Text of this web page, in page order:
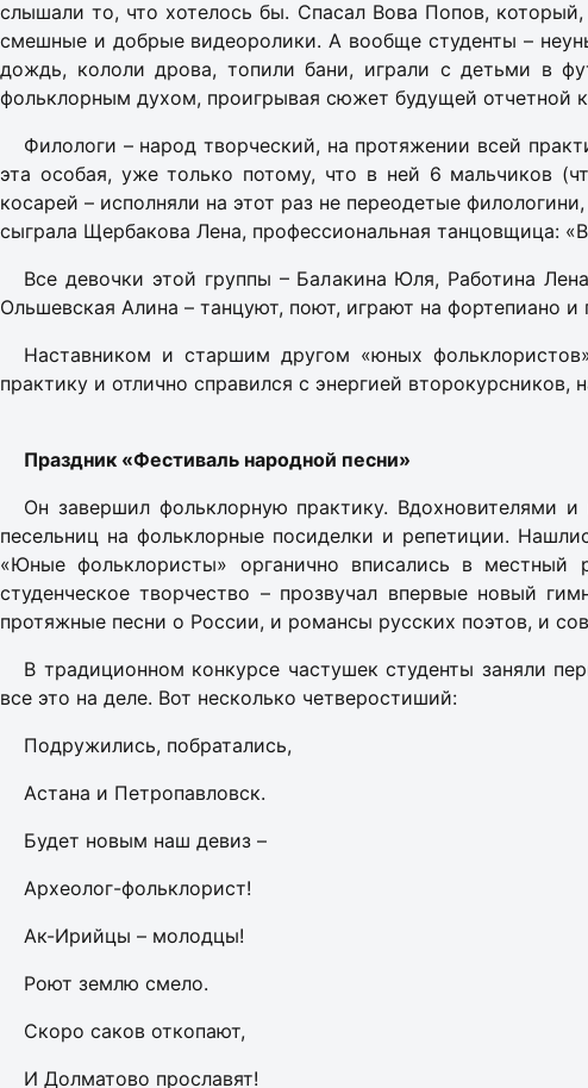
слышали то, что хотелось бы. Спасал Вова Попов,
смешные и добрые видеоролики. А вообще студенты –
дождь, кололи дрова, топили бани, играли с детьми в
фольклорным духом, проигрывая сюжет будущей отчетной
Филологи – народ творческий, на протяжении всей
эта особая, уже только потому, что в ней 6 мальчиков
косарей – исполняли на этот раз не переодетые
сыграла Щербакова Лена, профессиональная танцовщица:
Все девочки этой группы – Балакина Юля, Работина
Ольшевская Алина – танцуют, поют, играют на фортепиано
Наставником и старшим другом «юных
практику и отлично справился с энергией
Праздник «Фестиваль народной песни»
Он завершил фольклорную практику. Вдохновителями
песельниц на фольклорные посиделки и репетиции.
«Юные фольклористы» органично вписались в местный
студенческое творчество – прозвучал впервые новый
протяжные песни о России, и романсы русских поэтов, и
В традиционном конкурсе частушек студенты заняли
все это на деле. Вот несколько четверостиший:
Подружились, побратались,
Астана и Петропавловск.
Будет новым наш девиз –
Археолог-фольклорист!
Ак-Ирийцы – молодцы!
Роют землю смело.
Скоро саков откопают,
И Долматово прославят!